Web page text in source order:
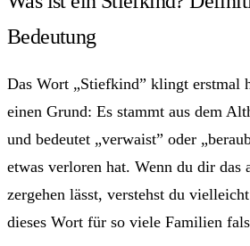
Bedeutung
Das Wort „Stiefkind” klingt erstmal
einen Grund: Es stammt aus dem
und bedeutet „verwaist” oder
etwas verloren hat. Wenn du dir das
zergehen lässt, verstehst du
dieses Wort für so viele Familien